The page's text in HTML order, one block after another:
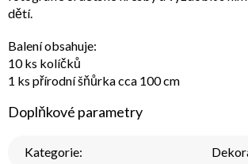
dětí.
Balení obsahuje:
10 ks kolíčků
1 ks přírodní šňůrka cca 100 cm
Doplňkové parametry
Kategorie: